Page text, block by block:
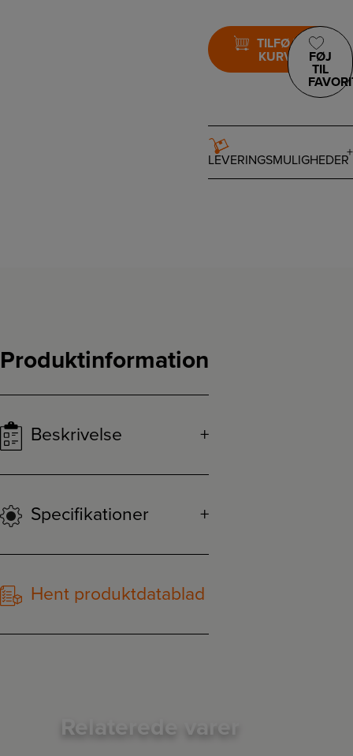
TILFØJ TIL
KURV
FØJ
TIL
LEVERINGSMULIGHEDER
Produktinformation
Beskrivelse
Specifikationer
Hent produktdatablad
Relaterede varer